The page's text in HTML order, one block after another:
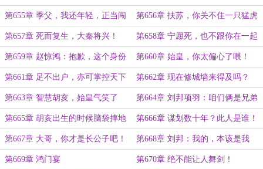
你！ 杀！
第655章 季父，我还年轻，正当闯 第656章 扶苏，你关不住一只猛虎
的
第657章 死而复生，大秦将兴！ 第658章 宁愿死，也不跟你在一起
啊！
第659章 赵惊鸿：抱歉，这个身份
我不能认！
第660章 始皇，你太偏心了喂！
第661章 足不出户，亦可掌控天下 第662章 现在修城墙来得及吗？
第663章 智慧胡亥，始皇气笑了 第664章 刘邦项羽：咱们俩是兄弟
啊！
第665章 胡亥出生的时候脑袋摔地
上了吧？
第666章 谋划数十年？此人是谁！
第667章 大哥，你才是长公子吧！ 第668章 刘邦：我的，本该是我
的！
第669章 鸿门宴 第670章 绝不能让人舞剑！